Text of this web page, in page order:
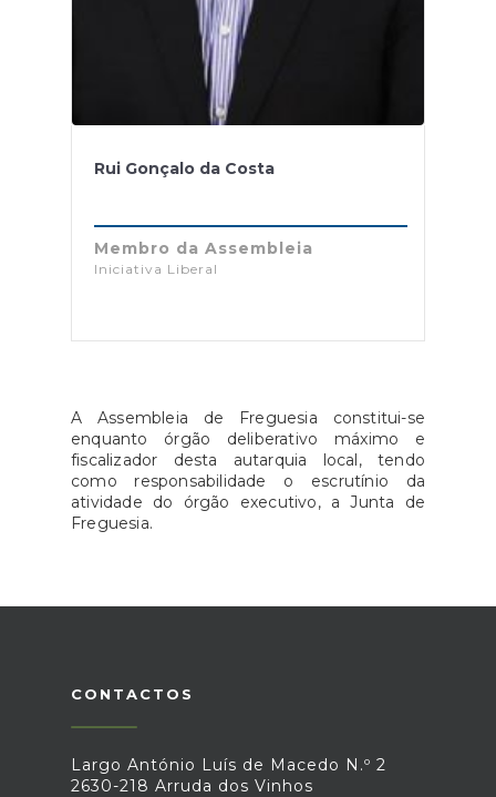
Rui Gonçalo da Costa
Membro da Assembleia
Iniciativa Liberal
A Assembleia de Freguesia constitui-se
enquanto órgão deliberativo máximo e
fiscalizador desta autarquia local, tendo
como responsabilidade o escrutínio da
atividade do órgão executivo, a Junta de
Freguesia.
CONTACTOS
Largo António Luís de Macedo N.º 2
2630-218 Arruda dos Vinhos